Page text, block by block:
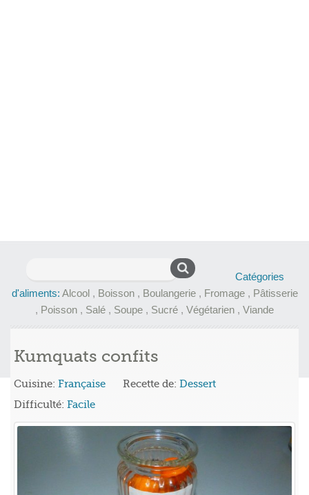
Catégories
d'aliments: Alcool , Boisson, Boulangerie, Fromage, Pâtisserie
, Poisson , Salé , Soupe , Sucré , Végétarien , Viande
Kumquats confits
Cuisine: Française Recette de: Dessert
Difficulté: Facile